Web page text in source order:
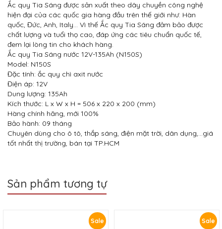
Ắc quy Tia Sáng được sản xuất theo dây chuyền công nghệ
hiện đại của các quốc gia hàng đầu trên thế giới như: Hàn
quốc, Đức, Anh, Italy… Vì thế Ắc quy Tia Sáng đảm bảo được
chất lượng và tuổi thọ cao, đáp ứng các tiêu chuẩn quốc tế,
đem lại lòng tin cho khách hàng.
Ắc quy Tia Sáng nước 12V-135Ah (N150S)
Model: N150S
Đặc tính: ắc quy chì axit nước
Điện áp: 12V
Dung lượng: 135Ah
Kích thước: L x W x H = 506 x 220 x 200 (mm)
Hàng chính hãng, mới 100%
Bảo hành: 09 tháng
Chuyên dùng cho ô tô, thắp sáng, điện mặt trời, dân dụng,…giá
tốt nhất thị trường, bán tại TP.HCM
Sản phẩm tương tự
Sale Sale